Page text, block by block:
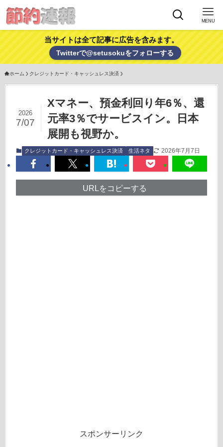
MENU
当サイトは全て記事に広告を含みます。
Twitterで@setusokuをフォローする
ホーム クレジットカード・キャッシュレス決済
Xマネー、預金利回り年6％、還
元率3％でサービスイン。日本
展開も視野か。
2026
7/07
クレジットカード・キャッシュレス決済 生活ネタ 2026年7月7日
URLをコピーする
スポンサーリンク